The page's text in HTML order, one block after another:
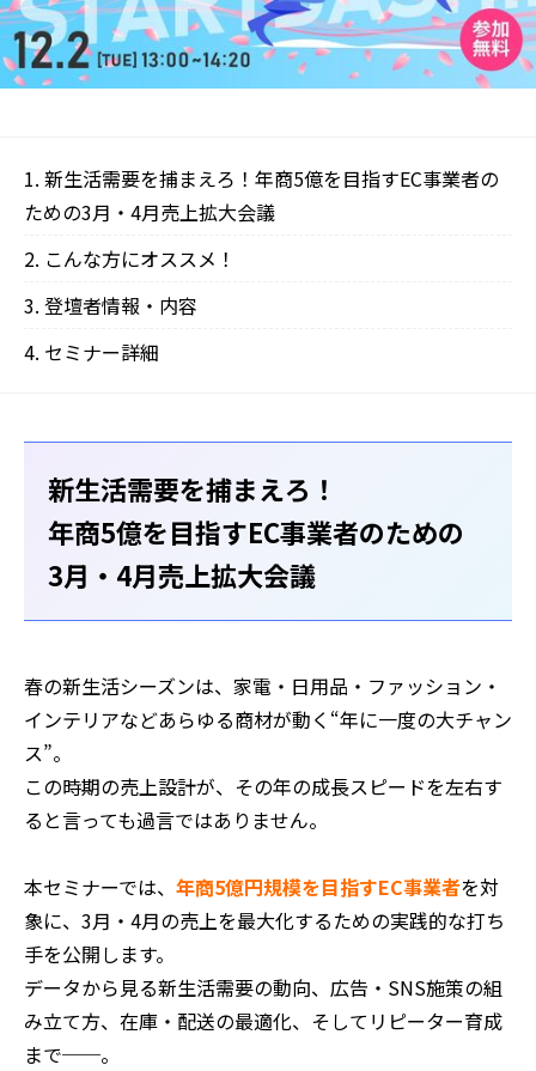
新生活需要を捕まえろ！年商5億を目指すEC事業者の
ための3月・4月売上拡大会議
こんな方にオススメ！
登壇者情報・内容
セミナー詳細
新生活需要を捕まえろ！
年商5億を目指すEC事業者のための
3月・4月売上拡大会議
春の新生活シーズンは、家電・日用品・ファッション・
インテリアなどあらゆる商材が動く“年に一度の大チャン
ス”。
この時期の売上設計が、その年の成長スピードを左右す
ると言っても過言ではありません。
本セミナーでは、 年商5億円規模を目指すEC事業者を対
象に、3月・4月の売上を最大化するための実践的な打ち
手を公開します。
データから見る新生活需要の動向、広告・SNS施策の組
み立て方、在庫・配送の最適化、そしてリピーター育成
まで──。